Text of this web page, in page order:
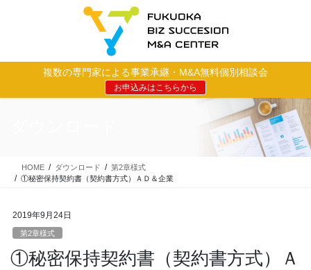
ツ
シ
複数の専門家による事業承継・M&A無料個別相談会
お申込みはこちらから
HOME ダウンロード
第2章様式
①秘密保持契約書（契約書方式）ＡＤ＆企業
2019年9月24日
第2章様式
①秘密保持契約書（契約書方式）Ａ